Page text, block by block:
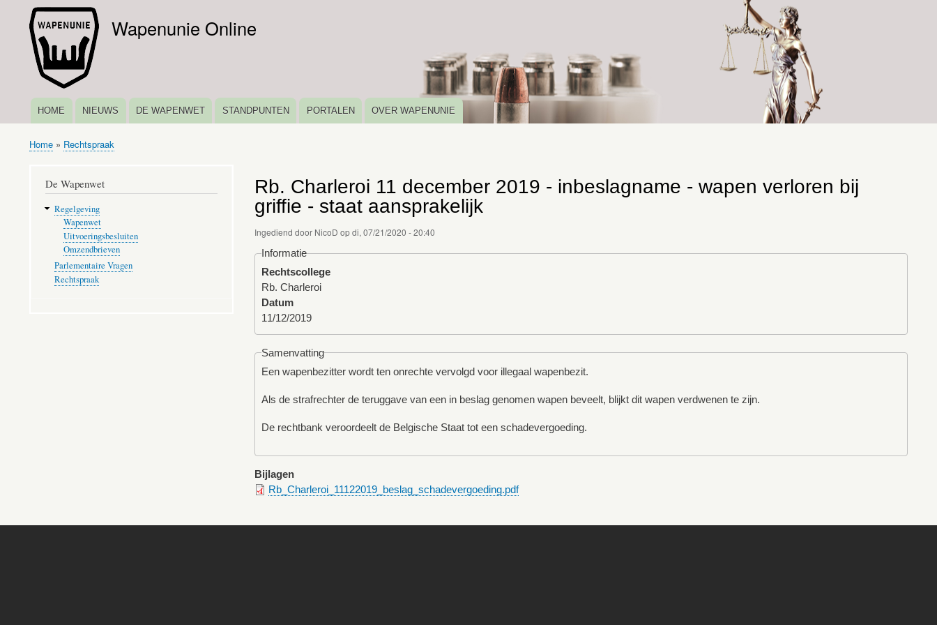
inhoud
gaan
Wapenunie Online
HOOFDNAVIGATIE
HOME NIEUWS DE WAPENWET STANDPUNTEN PORTALEN OVER WAPENUNIE
Kruimelpad
Home Rechtspraak
Rb. Charleroi 11 december 2019 - inbeslagname - wapen verloren bij
griffie - staat aansprakelijk
Ingediend door NicoD opdi, 07/21/2020 - 20:40
Informatie
Rechtscollege
Rb. Charleroi
Datum
11/12/2019
Samenvatting
Een wapenbezitter wordt ten onrechte vervolgd voor illegaal wapenbezit.
Als de strafrechter de teruggave van een in beslag genomen wapen beveelt, blijkt dit wapen verdwenen te zijn.
De rechtbank veroordeelt de Belgische Staat tot een schadevergoeding.
Bijlagen
Rb_Charleroi_11122019_beslag_schadevergoeding.pdf
De Wapenwet
Regelgeving
Wapenwet
Uitvoeringsbesluiten
Omzendbrieven
Parlementaire Vragen
Rechtspraak